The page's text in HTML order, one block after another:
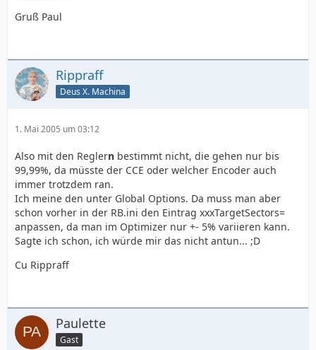
Gruß Paul
Rippraff
Deus X. Machina
1. Mai 2005 um 03:12
Also mit den Reglern bestimmt nicht, die gehen nur bis
99,99%, da müsste der CCE oder welcher Encoder auch
immer trotzdem ran.
Ich meine den unter Global Options. Da muss man aber
schon vorher in der RB.ini den Eintrag xxxTargetSectors=
anpassen, da man im Optimizer nur +- 5% variieren kann.
Sagte ich schon, ich würde mir das nicht antun... ;D
Cu Rippraff
Paulette
Gast